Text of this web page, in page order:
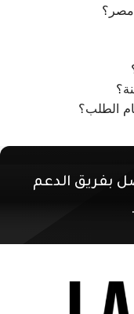
مصر؟
الطلب؟
بفريق الدعم